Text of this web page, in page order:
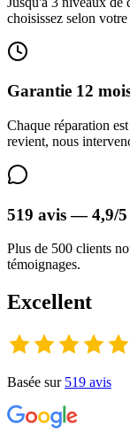
choisissez selon
Garantie 12
Chaque réparation
revient, nous
519 avis — 4,9/5
Plus de 500 clients
témoignages.
Excellent
Basée sur 519 avis